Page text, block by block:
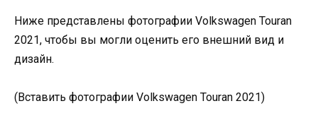
Ниже представлены фотографии Volkswagen Touran
2021, чтобы вы могли оценить его внешний вид и
дизайн.
(Вставить фотографии Volkswagen Touran 2021)